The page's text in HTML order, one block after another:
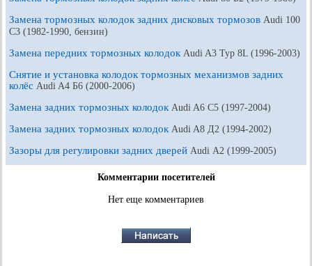
Замена тормозных колодок задних дисковых тормозов Audi 100
С3 (1982-1990, бензин)
Замена передних тормозных колодок Audi A3 Typ 8L (1996-2003)
Снятие и установка колодок тормозных механизмов задних
колёс Audi A4 Б6 (2000-2006)
Замена задних тормозных колодок Audi A6 С5 (1997-2004)
Замена задних тормозных колодок Audi A8 Д2 (1994-2002)
Зазоры для регулировки задних дверей Audi А2 (1999-2005)
Комментарии посетителей
Нет еще комментариев